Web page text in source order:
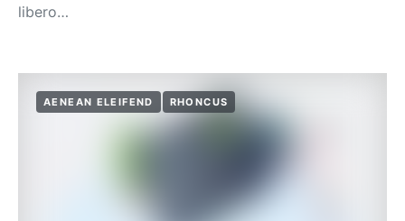
libero…
AENEAN ELEIFEND RHONCUS